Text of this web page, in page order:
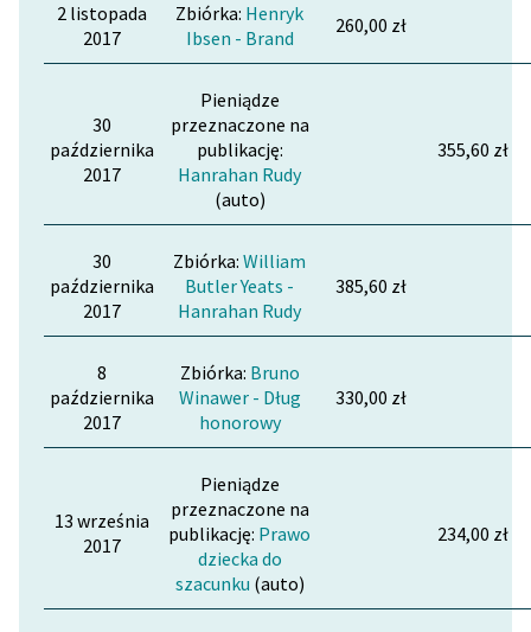
2 listopada
2017
Zbiórka: Henryk
Ibsen - Brand
260,00 zł
30
października
2017
Pieniądze
przeznaczone na
publikację:
Hanrahan Rudy
(auto)
355,60 zł
30
października
2017
Zbiórka:William
Butler Yeats -
Hanrahan Rudy
385,60 zł
8
października
2017
Zbiórka: Bruno
Winawer - Dług
honorowy
330,00 zł
13 września
2017
Pieniądze
przeznaczone na
publikację: Prawo
dziecka do
szacunku (auto)
234,00 zł